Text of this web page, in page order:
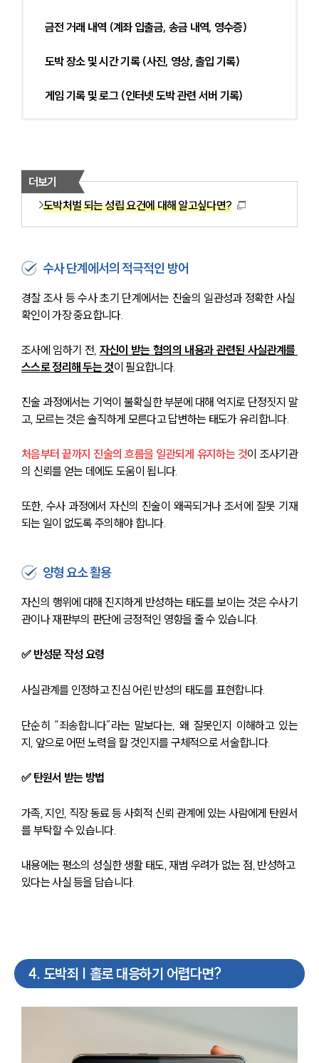
금전 거래 내역 (계좌 입출금, 송금 내역, 영수증)
도박 장소 및 시간 기록 (사진, 영상, 출입 기록)
게임 기록 및 로그 (인터넷 도박 관련 서버 기록)
더보기
도박처벌 되는 성립 요건에 대해 알고싶다면?
수사 단계에서의 적극적인 방어
경찰 조사 등 수사 초기 단계에서는 진술의 일관성과 정확한 사실
확인이 가장 중요합니다.
조사에 임하기 전, 자신이 받는 혐의의 내용과 관련된 사실관계를
스스로 정리해 두는 것이 필요합니다.
진술 과정에서는 기억이 불확실한 부분에 대해 억지로 단정짓지 말
고, 모르는 것은 솔직하게 모른다고 답변하는 태도가 유리합니다.
처음부터 끝까지 진술의 흐름을 일관되게 유지하는 것이 조사기관
의 신뢰를 얻는 데에도 도움이 됩니다.
또한, 수사 과정에서 자신의 진술이 왜곡되거나 조서에 잘못 기재
되는 일이 없도록 주의해야 합니다.
양형 요소 활용
자신의 행위에 대해 진지하게 반성하는 태도를 보이는 것은 수사기
관이나 재판부의 판단에 긍정적인 영향을 줄 수 있습니다.
✅ 반성문 작성 요령
사실관계를 인정하고 진심 어린 반성의 태도를 표현합니다.
단순히 “죄송합니다”라는 말보다는, 왜 잘못인지 이해하고 있는
지, 앞으로 어떤 노력을 할 것인지를 구체적으로 서술합니다.
✅ 탄원서 받는 방법
가족, 지인, 직장 동료 등 사회적 신뢰 관계에 있는 사람에게 탄원서
를 부탁할 수 있습니다.
내용에는 평소의 성실한 생활 태도, 재범 우려가 없는 점, 반성하고
있다는 사실 등을 담습니다.
4. 도박죄 | 홀로 대응하기 어렵다면?